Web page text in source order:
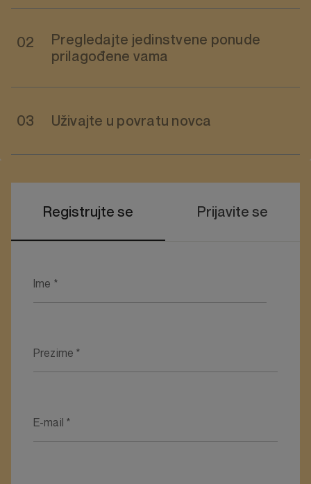
Pregledajte jedinstvene ponude
prilagođene vama
Uživajte u povratu novca
Registrujte se Prijavite se
Ime *
Prezime *
E-mail *